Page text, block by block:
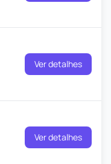
Ver detalhes
Ver detalhes